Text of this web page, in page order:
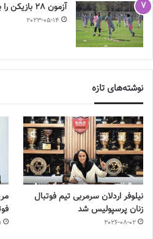
آزمون 28 بازیکن را به اردو فرا خواند
2023-05-14
نوشته‌های تازه
نیلوفر اردلان سرمربی تیم فوتبال
زنان پرسپولیس شد
2026-08-02